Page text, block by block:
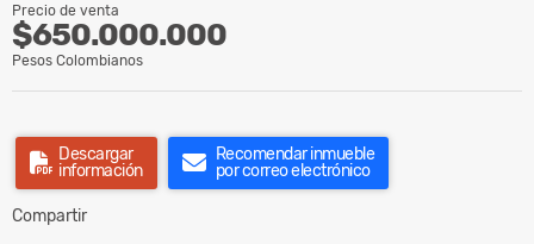
Precio de venta
$650.000.000
Pesos Colombianos
Descargar
información
Recomendar inmueble
por correo electrónico
Compartir